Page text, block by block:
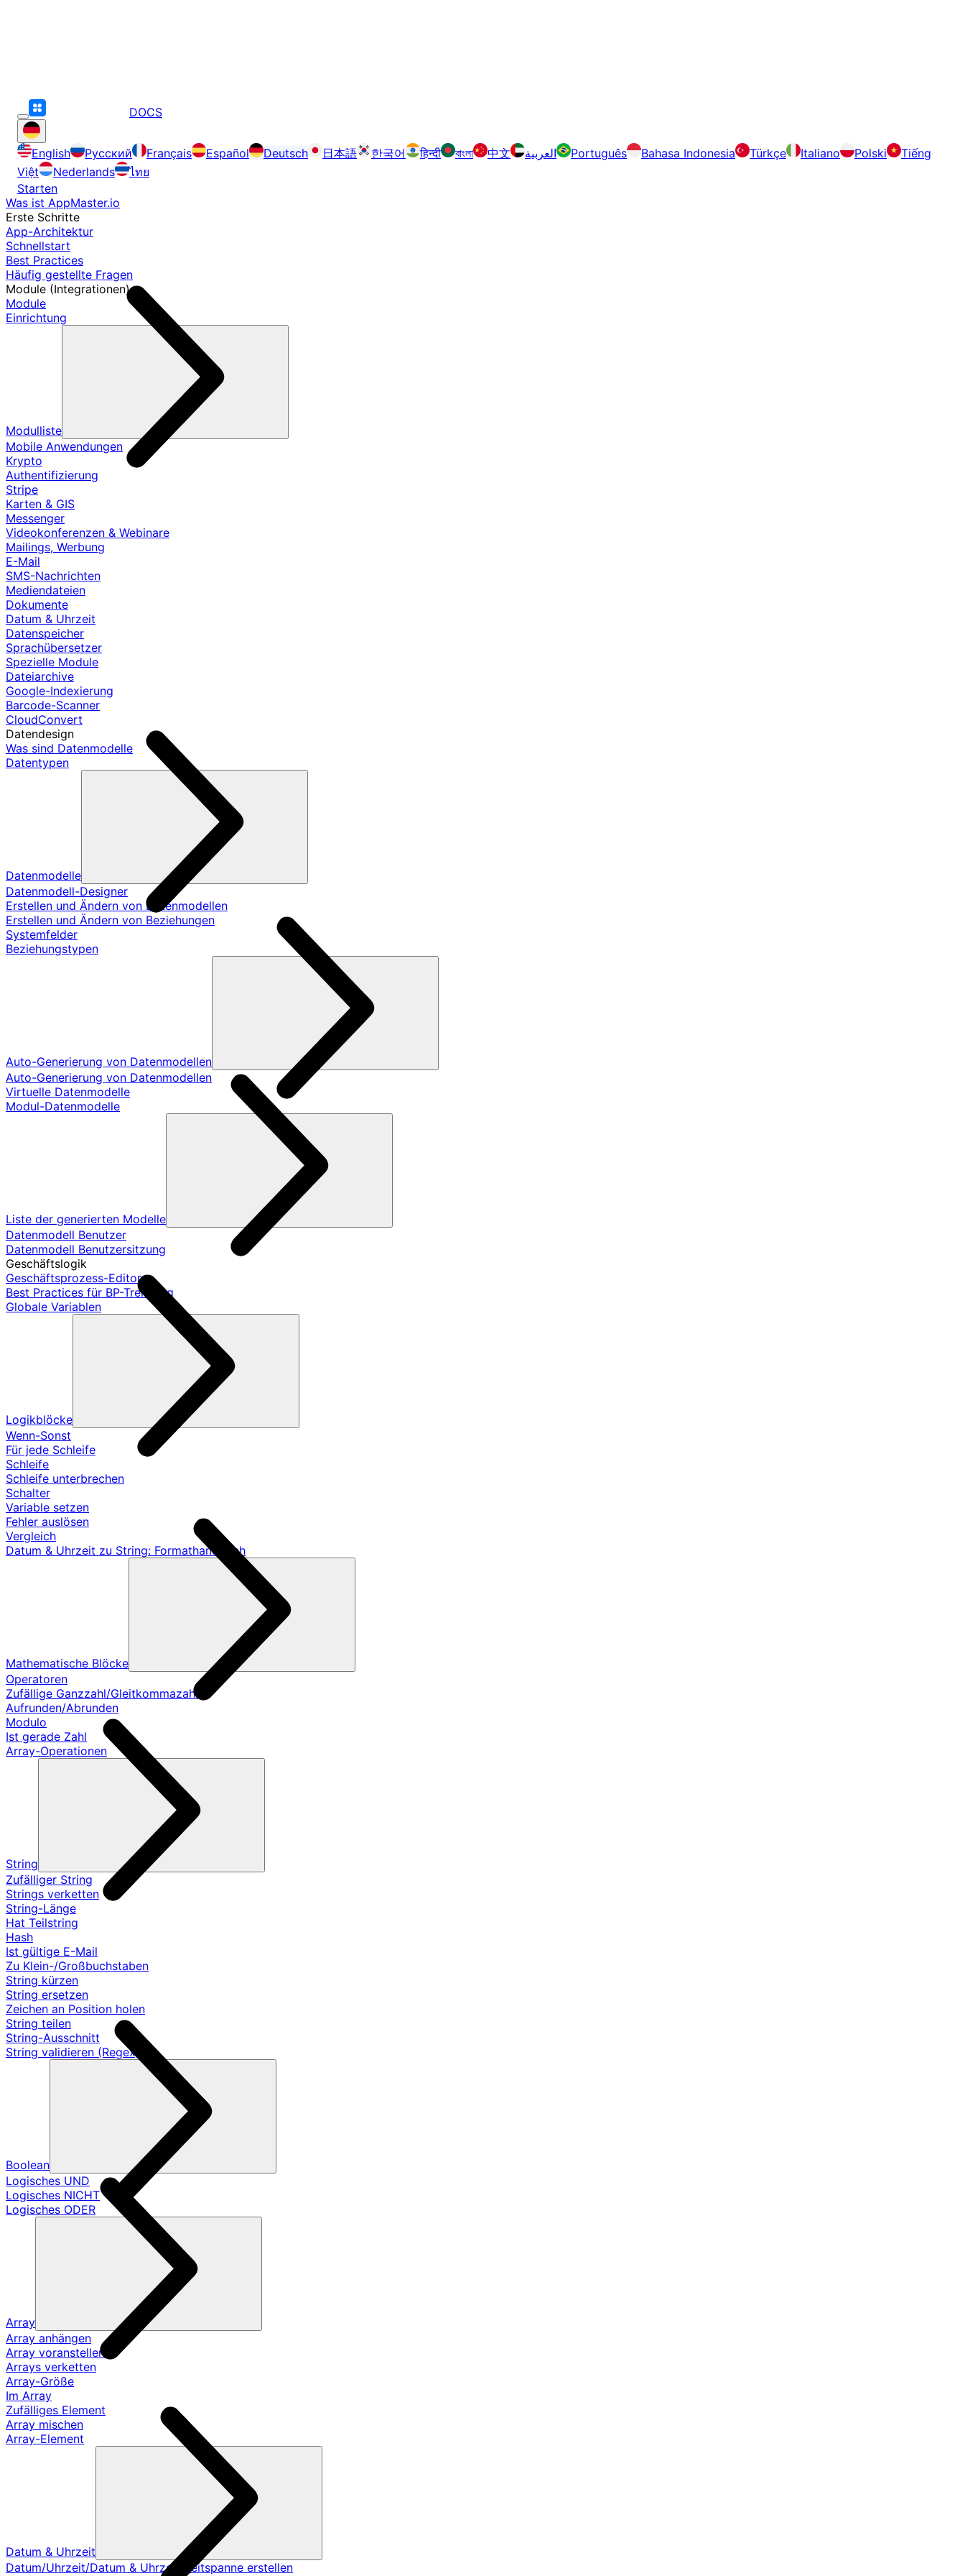
DOCS
English Русский Français Español Deutsch 日本語 한국어 हिन्दी বাংলা 中文 العربية Português Bahasa Indonesia Türkçe Italiano Polski
Tiếng
Việt
Nederlands
ไทย
Starten
Was ist AppMaster.io
Erste Schritte
App-Architektur
Schnellstart
Best Practices
Häufig gestellte Fragen
Module (Integrationen)
Module
Einrichtung
Modulliste
Mobile Anwendungen
Krypto
Authentifizierung
Stripe
Karten & GIS
Messenger
Videokonferenzen & Webinare
Mailings, Werbung
E-Mail
SMS-Nachrichten
Mediendateien
Dokumente
Datum & Uhrzeit
Datenspeicher
Sprachübersetzer
Spezielle Module
Dateiarchive
Google-Indexierung
Barcode-Scanner
CloudConvert
Datendesign
Was sind Datenmodelle
Datentypen
Datenmodelle
Datenmodell-Designer
Erstellen und Ändern von Datenmodellen
Erstellen und Ändern von Beziehungen
Systemfelder
Beziehungstypen
Auto-Generierung von Datenmodellen
Auto-Generierung von Datenmodellen
Virtuelle Datenmodelle
Modul-Datenmodelle
Liste der generierten Modelle
Datenmodell Benutzer
Datenmodell Benutzersitzung
Geschäftslogik
Geschäftsprozess-Editor
Best Practices für BP-Trennung
Globale Variablen
Logikblöcke
Wenn-Sonst
Für jede Schleife
Schleife
Schleife unterbrechen
Schalter
Variable setzen
Fehler auslösen
Vergleich
Datum & Uhrzeit zu String: Formathandbuch
Mathematische Blöcke
Operatoren
Zufällige Ganzzahl/Gleitkommazahl
Aufrunden/Abrunden
Modulo
Ist gerade Zahl
Array-Operationen
String
Zufälliger String
Strings verketten
String-Länge
Hat Teilstring
Hash
Ist gültige E-Mail
Zu Klein-/Großbuchstaben
String kürzen
String ersetzen
Zeichen an Position holen
String teilen
String-Ausschnitt
String validieren (Regex)
Boolean
Logisches UND
Logisches NICHT
Logisches ODER
Array
Array anhängen
Array voranstellen
Arrays verketten
Array-Größe
Im Array
Zufälliges Element
Array mischen
Array-Element
Datum & Uhrzeit
Datum/Uhrzeit/Datum & Uhrzeit/Zeitspanne erstellen